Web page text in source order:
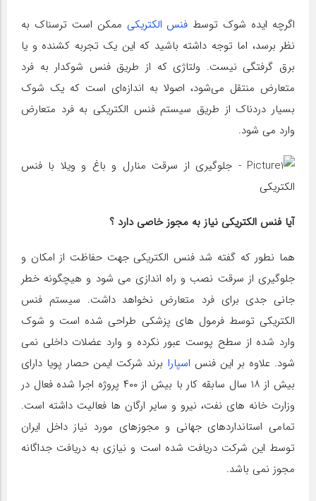
اگرچه ایده شوک توسط فنس الکتریکی ممکن است ترسناک به
نظر برسد، اما توجه داشته باشید که این یک تجربه کشنده و یا
برق گرفتگی نیست. ولتاژی که از طریق فنس شوکدار به فرد
متعارض منتقل می‌شود، اصولا به اندازه‌ای است که یک شوک
بسیار دردناک از طریق سیستم فنس الکتریکی به فرد متعارض
وارد می شود.
آیا فنس الکتریکی نیاز به مجوز خاصی دارد ؟
هما نطور که گفته شد فنس الکتریکی جهت حفاظت از امکان و
جلوگیری از سرقت نصب و راه اندازی می شود و هیچگونه خطر
جانی جدی برای فرد متعارض نخواهد داشت. سیستم فنس
الکتریکی توسط فرمول های پزشکی طراحی شده است و شوک
وارد شده از سطح پوست عبور نکرده و وارد عضلات داخلی نمی
شود. علاوه بر این فنس اسپارا برند شرکت ایمن حصار پویا دارای
بیش از ۱۸ سال سابقه کار با بیش از ۴۰۰ پروژه اجرا شده فعال در
وزارت خانه های نفت، نیرو و سایر ارگان ها فعالیت داشته است.
تمامی استانداردهای جهانی و مجوزهای مورد نیاز داخل ایران
توسط این شرکت دریافت شده است و نیازی به دریافت جداگانه
مجوز نمی باشد.